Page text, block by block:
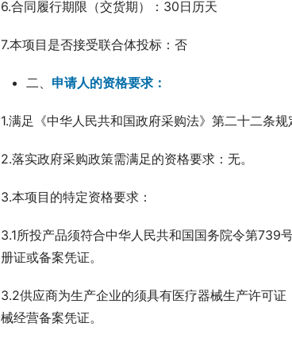
6.合同履行期限（交货期）：30日历天
7.本项目是否接受联合体投标：否
二、 申请人的资格要求：
1.满足《中华人民共和国政府采购法》第二十二条规
2.落实政府采购政策需满足的资格要求：无。
3.本项目的特定资格要求：
3.1所投产品须符合中华人民共和国国务院令第739
册证或备案凭证。
3.2供应商为生产企业的须具有医疗器械生产许可
械经营备案凭证。